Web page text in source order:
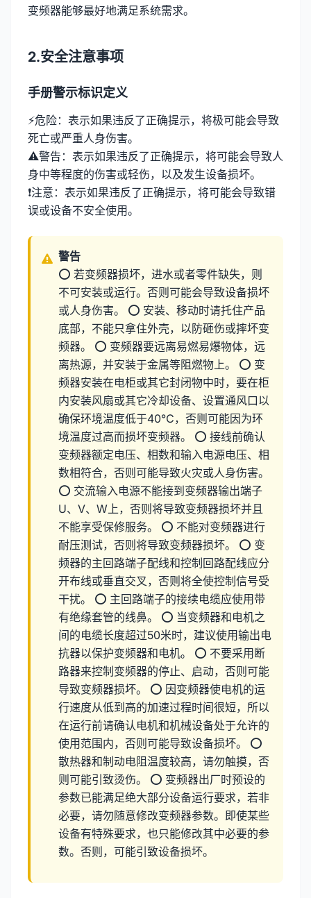
变频器能够最好地满足系统需求。
2.安全注意事项
手册警示标识定义
⚡危险：表示如果违反了正确提示，将极可能会导致
死亡或严重人身伤害。
⚠️警告：表示如果违反了正确提示，将可能会导致人
身中等程度的伤害或轻伤，以及发生设备损坏。
❗注意：表示如果违反了正确提示，将可能会导致错
误或设备不安全使用。
警告
⭕ 若变频器损坏，进水或者零件缺失，则
不可安装或运行。否则可能会导致设备损坏
或人身伤害。 ⭕ 安装、移动时请托住产品
底部，不能只拿住外壳，以防砸伤或摔坏变
频器。 ⭕ 变频器要远离易燃易爆物体，远
离热源，并安装于金属等阻燃物上。 ⭕ 变
频器安装在电柜或其它封闭物中时，要在柜
内安装风扇或其它冷却设备、设置通风口以
确保环境温度低于40℃，否则可能因为环
境温度过高而损坏变频器。 ⭕ 接线前确认
变频器额定电压、相数和输入电源电压、相
数相符合，否则可能导致火灾或人身伤害。
⭕ 交流输入电源不能接到变频器输出端子
U、V、W上，否则将导致变频器损坏并且
不能享受保修服务。 ⭕ 不能对变频器进行
耐压测试，否则将导致变频器损坏。 ⭕ 变
频器的主回路端子配线和控制回路配线应分
开布线或垂直交叉，否则将全使控制信号受
干扰。 ⭕ 主回路端子的接续电缆应使用带
有绝缘套管的线鼻。 ⭕ 当变频器和电机之
间的电缆长度超过50米时，建议使用输出电
抗器以保护变频器和电机。 ⭕ 不要采用断
路器来控制变频器的停止、启动，否则可能
导致变频器损坏。 ⭕ 因变频器使电机的运
行速度从低到高的加速过程时间很短，所以
在运行前请确认电机和机械设备处于允许的
使用范围内，否则可能导致设备损坏。 ⭕
散热器和制动电阻温度较高，请勿触摸，否
则可能引致烫伤。 ⭕ 变频器出厂时预设的
参数已能满足绝大部分设备运行要求，若非
必要，请勿随意修改变频器参数。即使某些
设备有特殊要求，也只能修改其中必要的参
数。否则，可能引致设备损坏。